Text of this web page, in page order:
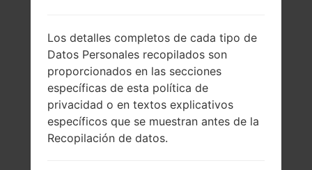
Comparar
Los detalles completos de cada tipo de
Datos Personales recopilados son
proporcionados en las secciones
específicas de esta política de
privacidad o en textos explicativos
específicos que se muestran antes de la
Recopilación de datos.